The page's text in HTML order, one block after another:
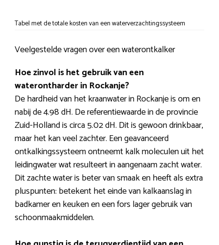
Tabel met de totale kosten van een waterverzachtingssysteem
Veelgestelde vragen over een waterontkalker
Hoe zinvol is het gebruik van een
waterontharder in Rockanje?
De hardheid van het kraanwater in Rockanje is om en
nabij de 4.98 dH. De referentiewaarde in de provincie
Zuid-Holland is circa 5.02 dH. Dit is gewoon drinkbaar,
maar het kan veel zachter. Een geavanceerd
ontkalkingssysteem ontneemt kalk moleculen uit het
leidingwater wat resulteert in aangenaam zacht water.
Dit zachte water is beter van smaak en heeft als extra
pluspunten: betekent het einde van kalkaanslag in
badkamer en keuken en een fors lager gebruik van
schoonmaakmiddelen.